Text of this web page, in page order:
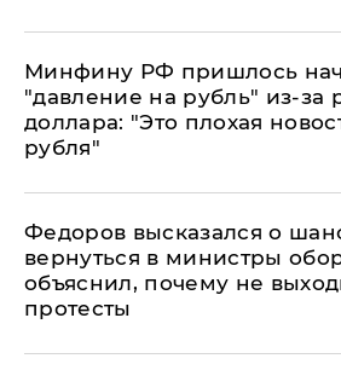
Минфину РФ пришлось
"давление на рубль" из-за
доллара: "Это плохая
рубля"
Федоров высказался о
вернуться в министры
объяснил, почему не
протесты